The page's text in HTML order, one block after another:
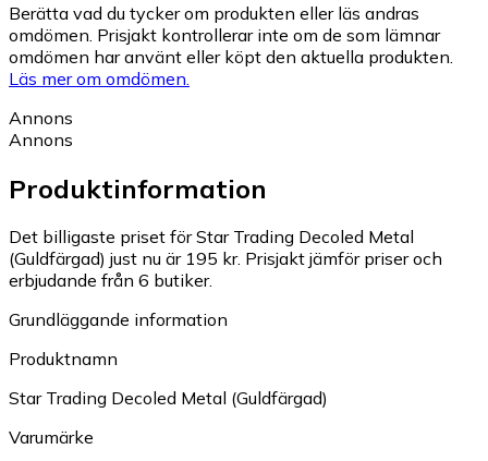
Berätta vad du tycker om produkten eller läs andras
omdömen. Prisjakt kontrollerar inte om de som lämnar
omdömen har använt eller köpt den aktuella produkten.
Läs mer om omdömen.
Annons
Annons
Produktinformation
Det billigaste priset för Star Trading Decoled Metal
(Guldfärgad) just nu är 195 kr. Prisjakt jämför priser och
erbjudande från 6 butiker.
Grundläggande information
Produktnamn
Star Trading Decoled Metal (Guldfärgad)
Varumärke